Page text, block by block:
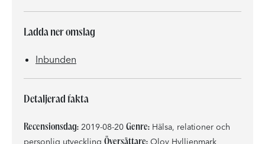
Ladda ner omslag
Inbunden
Detaljerad fakta
Recensionsdag: 2019-08-20 Genre: Hälsa, relationer och
personlig utveckling Översättare: Olov Hyllienmark